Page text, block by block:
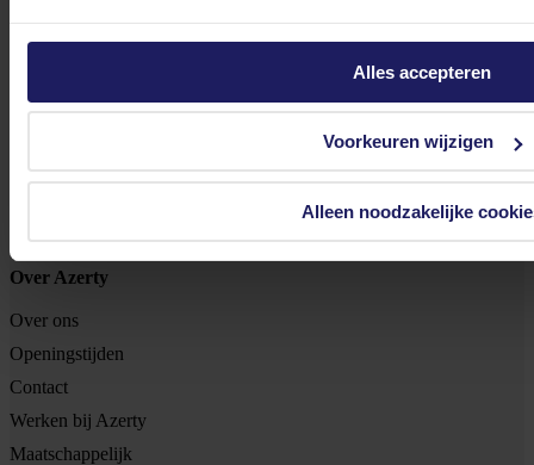
Alles accepteren
Voorkeuren wijzigen
Alleen noodzakelijke
KvK nr: 55425437
Bestellen
Bezorgen
Garantie & reparatie
Over Azerty
Over ons
Openingstijden
Contact
Werken bij Azerty
Maatschappelijk